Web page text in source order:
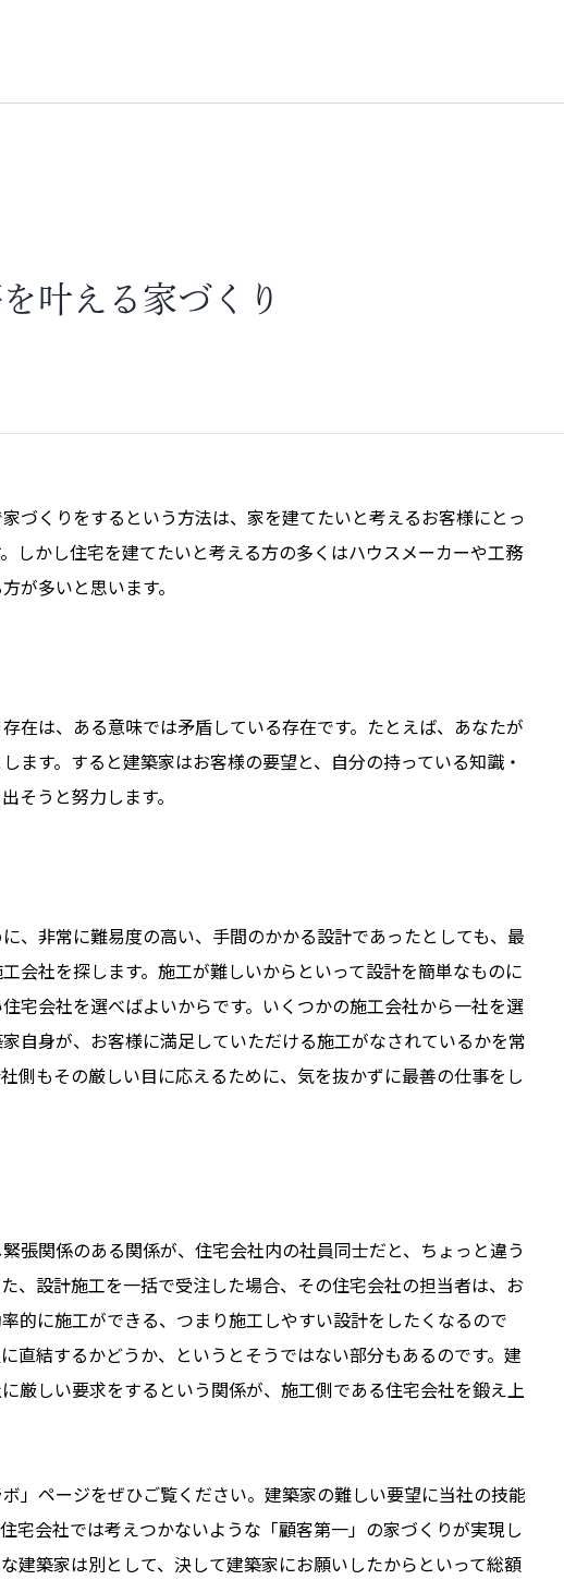
自慢の大工
会社概要
施工事例
お知らせ
モデルハウス
叶える家づくり
づくりをするという方法は、家を建てたいと考えるお客様にとっ
しかし住宅を建てたいと考える方の多くはハウスメーカーや工務
が多いと思います。
在は、ある意味では矛盾している存在です。たとえば、あなたが
ます。すると建築家はお客様の要望と、自分の持っている知識・
そうと努力します。
、非常に難易度の高い、手間のかかる設計であったとしても、最
会社を探します。施工が難しいからといって設計を簡単なものに
宅会社を選べばよいからです。いくつかの施工会社から一社を選
自身が、お客様に満足していただける施工がなされているかを常
側もその厳しい目に応えるために、気を抜かずに最善の仕事をし
張関係のある関係が、住宅会社内の社員同士だと、ちょっと違う
、設計施工を一括で受注した場合、その住宅会社の担当者は、お
的に施工ができる、つまり施工しやすい設計をしたくなるので
直結するかどうか、というとそうではない部分もあるのです。建
厳しい要求をするという関係が、施工側である住宅会社を鍛え上
」ページをぜひご覧ください。建築家の難しい要望に当社の技能
宅会社では考えつかないような「顧客第一」の家づくりが実現し
建築家は別として、決して建築家にお願いしたからといって総額